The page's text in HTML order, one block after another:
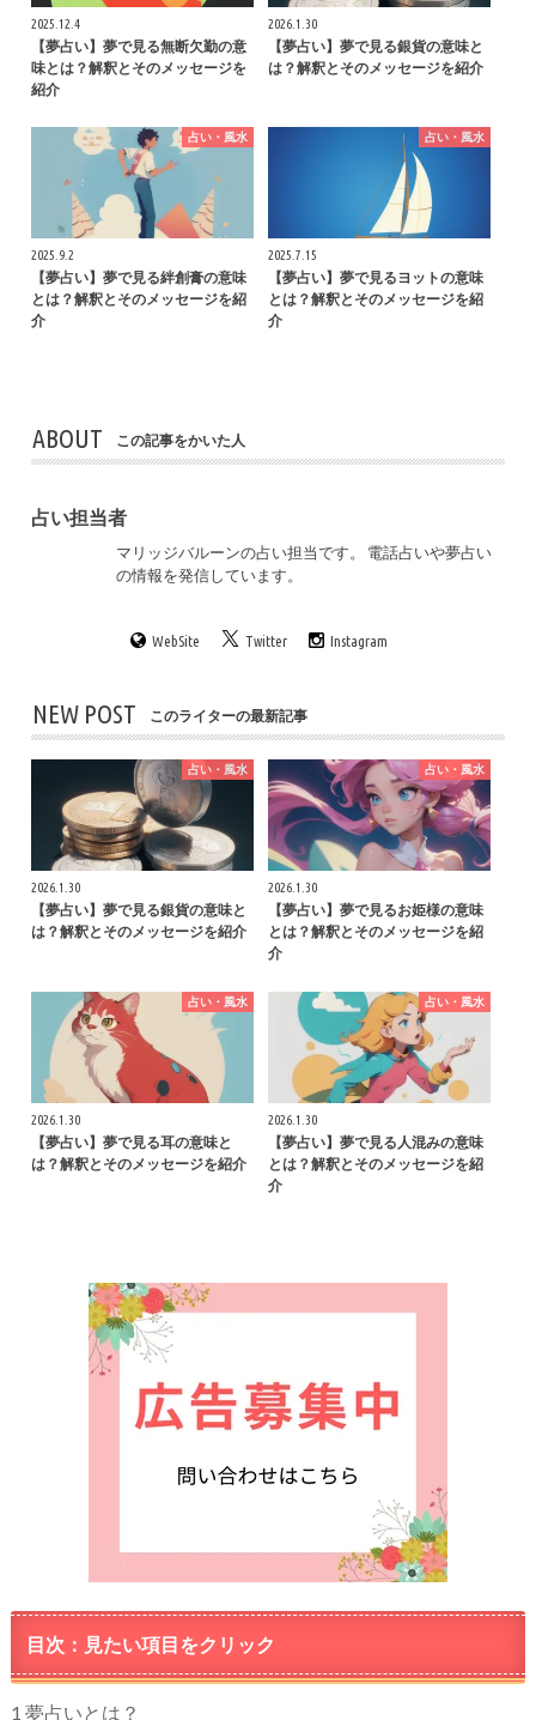
2025.12.4
【夢占い】夢で見る無断欠勤の意
味とは？解釈とそのメッセージを
紹介
2026.1.30
【夢占い】夢で見る銀貨の意味と
は？解釈とそのメッセージを紹介
占い・風水
2025.9.2
【夢占い】夢で見る絆創膏の意味
とは？解釈とそのメッセージを紹
介
占い・風水
2025.7.15
【夢占い】夢で見るヨットの意味
とは？解釈とそのメッセージを紹
介
ABOUT この記事をかいた人
占い担当者
マリッジバルーンの占い担当です。 電話占いや夢占い
の情報を発信しています。
WebSite Twitter Instagram
NEW POST このライターの最新記事
占い・風水
2026.1.30
【夢占い】夢で見る銀貨の意味と
は？解釈とそのメッセージを紹介
占い・風水
2026.1.30
【夢占い】夢で見るお姫様の意味
とは？解釈とそのメッセージを紹
介
占い・風水
2026.1.30
【夢占い】夢で見る耳の意味と
は？解釈とそのメッセージを紹介
占い・風水
2026.1.30
【夢占い】夢で見る人混みの意味
とは？解釈とそのメッセージを紹
介
目次：見たい項目をクリック
1 夢占いとは？